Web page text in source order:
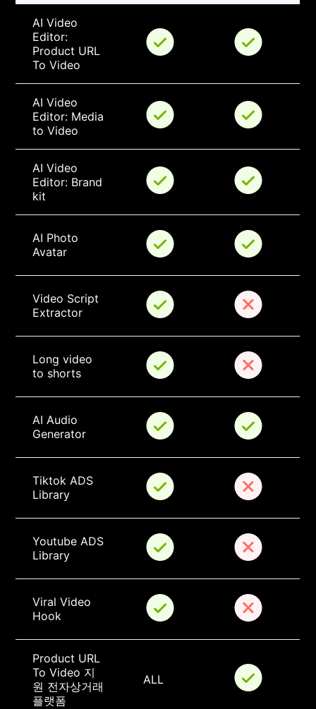
AI Video
Editor:
Product URL
To Video
AI Video
Editor: Media
to Video
AI Video
Editor: Brand
kit
AI Photo
Avatar
Video Script
Extractor
Long video
to shorts
AI Audio
Generator
Tiktok ADS
Library
Youtube ADS
Library
Viral Video
Hook
Product URL
To Video 지
원 전자상거래
플랫폼
ALL